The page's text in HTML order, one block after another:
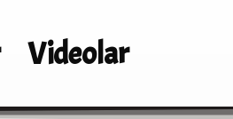
Videolar